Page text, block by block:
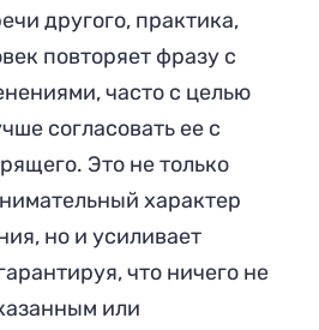
другого, практика,
повторяет фразу с
часто с целью
согласовать ее с
Это не только
характер
но и усиливает
что ничего не
или